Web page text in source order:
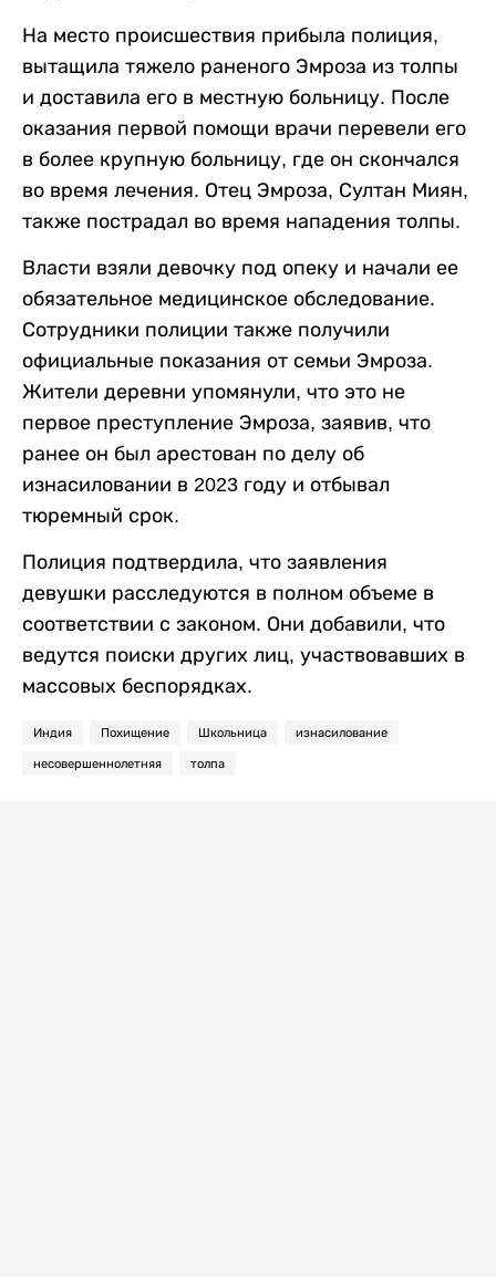
На место происшествия прибыла полиция,
вытащила тяжело раненого Эмроза из толпы
и доставила его в местную больницу. После
оказания первой помощи врачи перевели его
в более крупную больницу, где он скончался
во время лечения. Отец Эмроза, Султан Миян,
также пострадал во время нападения толпы.
Власти взяли девочку под опеку и начали ее
обязательное медицинское обследование.
Сотрудники полиции также получили
официальные показания от семьи Эмроза.
Жители деревни упомянули, что это не
первое преступление Эмроза, заявив, что
ранее он был арестован по делу об
изнасиловании в 2023 году и отбывал
тюремный срок.
Полиция подтвердила, что заявления
девушки расследуются в полном объеме в
соответствии с законом. Они добавили, что
ведутся поиски других лиц, участвовавших в
массовых беспорядках.
Индия Похищение Школьница изнасилование
несовершеннолетняя толпа